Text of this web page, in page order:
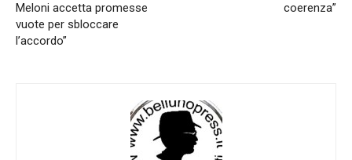
Meloni accetta promesse
vuote per sbloccare
l’accordo”
coerenza”